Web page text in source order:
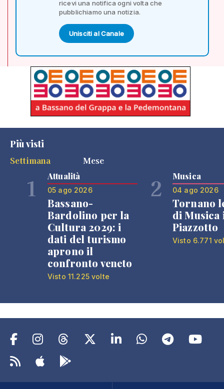
ricevi una notifica ogni volta che
pubblichiamo una notizia.
Unisciti al Canale
Più visti
Settimana
Mese
1 Attualità
05 ago 2026
Bassano-
Bardolino per la
Cultura 2029: i
dati del turismo
aprono il
confronto veneto
Visto 11.225 volte
2 Musica
04 ago 2026
Tornano
di Musica
Piazzotto
Visto 6.771